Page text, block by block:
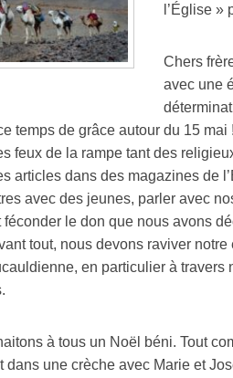
l’Église »
Chers
avec une
temps de grâce autour du 15
feux de la rampe tant des
articles dans des magazines de
avec des jeunes, parler avec
féconder le don que nous avons
tout, nous devons raviver
en particulier à
à tous un Noël béni. Tout
dans une crèche avec Marie et